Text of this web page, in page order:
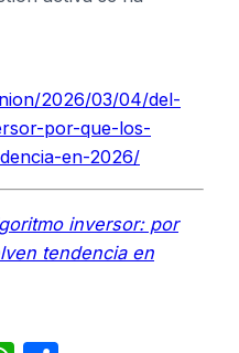
2026/03/04/del-
por-que-los-
en-2026/
inversor: por
tendencia en